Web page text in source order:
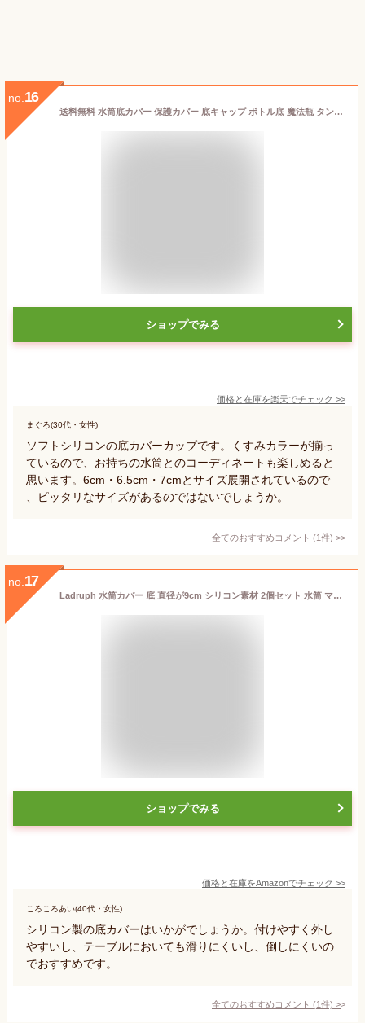
no. 16
送料無料 水筒底カバー 保護カバー 底キャップ ボトル底 魔法瓶 タンブラー 携帯マグ シリコン 断熱 傷防止 滑り止め 6cm 7cm
ショップでみる
価格と在庫を楽天でチェック >>
まぐろ(30代・女性)
ソフトシリコンの底カバーカップです。くすみカラーが揃っ
ているので、お持ちの水筒とのコーディネートも楽しめると
思います。6cm・6.5cm・7cmとサイズ展開されているので
、ピッタリなサイズがあるのではないでしょうか。
全てのおすすめコメント (1件) >
no. 17
Ladruph 水筒カバー 底 直径が9cm シリコン素材 2個セット 水筒 マグボトル 補強 水筒ポーチ 破損 修復 ペットボトル カバー 底抜け 予防 カバー用 ハンディポーチ 用 底 耐摩耗 (パープル)
ショップでみる
価格と在庫をAmazonでチェック >>
ころころあい(40代・女性)
シリコン製の底カバーはいかがでしょうか。付けやすく外し
やすいし、テーブルにおいても滑りにくいし、倒しにくいの
でおすすめです。
全てのおすすめコメント (1件) >